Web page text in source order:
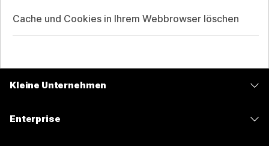
Cache und Cookies in Ihrem Webbrowser löschen
Kleine Unternehmen
Enterprise